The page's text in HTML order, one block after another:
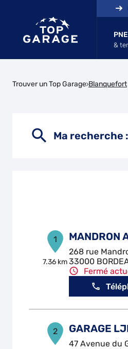
&
Trouver un Top Garage Blanquefort
Ma recherche :
1
7.36 km
MANDRON
268 rue
33000
Fermé
2 GARAGE
47 Avenue du